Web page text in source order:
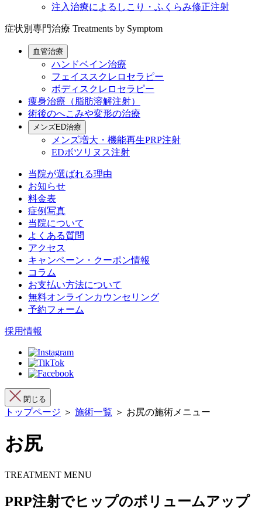
注入治療によるしこり・ふくらみ修正注射
症状別専門治療 Treatments by Symptom
血管治療
ハンドベイン治療
フェイススクレロセラピー
ボディスクレロセラピー
痩身治療（脂肪溶解注射）
術後のへこみや変形の治療
メンズED治療
メンズ増大・機能再生PRP注射
EDボツリヌス注射
当院が選ばれる理由
お知らせ
料金表
症例写真
当院について
よくある質問
アクセス
キャンペーン・クーポン情報
コラム
お支払い方法について
無料オンラインカウンセリング
予約フォーム
採用情報
閉じる
トップページ ＞ 施術一覧 ＞ お尻の施術メニュー
お尻
TREATMENT MENU
PRP注射でヒップのボリュームアップ